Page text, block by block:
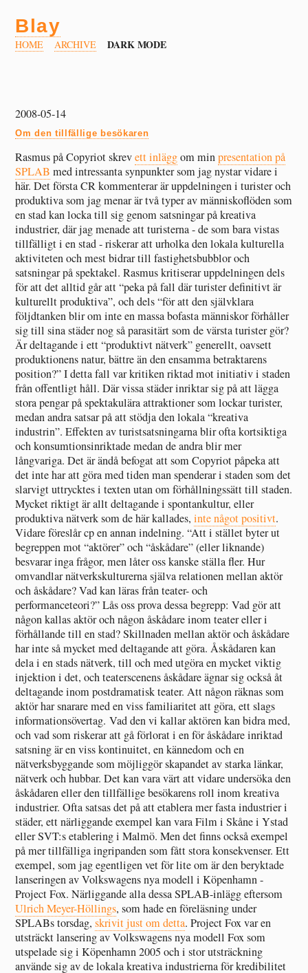
Blay
HOME ARCHIVE DARK MODE
2008-05-14
Om den tillfällige besökaren
Rasmus på Copyriot skrevett inläggom minpresentation på
SPLAB med intressanta synpunkter som jag nystar vidare i
här. Det första CR kommenterar är uppdelningen i turister och
produktiva som jag menar är två typer av människoflöden som
en stad kan locka till sig genom satsningar på kreativa
industrier, där jag menade att turisterna - de som bara vistas
tillfälligt i en stad - riskerar att urholka den lokala kulturella
aktiviteten och mest bidrar till fastighetsbubblor och
satsningar på spektakel. Rasmus kritiserar uppdelningen dels
för att det alltid går att “peka på fall där turister definitivt är
kulturellt produktiva”, och dels “för att den självklara
följdtanken blir om inte en massa bofasta människor förhåller
sig till sina städer nog så parasitärt som de värsta turister gör?
Är deltagande i ett “produktivt nätverk” generellt, oavsett
produktionens natur, bättre än den ensamma betraktarens
position?” I detta fall var kritiken riktad mot initiativ i staden
från offentligt håll. Där vissa städer inriktar sig på att lägga
stora pengar på spektakulära attraktioner som lockar turister,
medan andra satsar på att stödja den lokala “kreativa
industrin”. Effekten av turistsatsningarna blir ofta kortsiktiga
och konsumtionsinriktade medan de andra blir mer
långvariga. Det är ändå befogat att som Copyriot påpeka att
det inte har att göra med tiden man spenderar i staden som det
slarvigt uttrycktes i texten utan om förhållningssätt till staden.
Mycket riktigt är allt deltagande i spontankultur, eller
produktiva nätverk som de här kallades,inte något positivt.
Vidare föreslår cp en annan indelning. “Att i stället byter ut
begreppen mot “aktörer” och “åskådare” (eller liknande)
besvarar inga frågor, men låter oss kanske ställa fler. Hur
omvandlar nätverkskulturerna själva relationen mellan aktör
och åskådare? Vad kan läras från teater- och
performanceteori?” Lås oss prova dessa begrepp: Vad gör att
någon kallas aktör och någon åskådare inom teater eller i
förhållande till en stad? Skillnaden mellan aktör och åskådare
har inte så mycket med deltagande att göra. Åskådaren kan
dela i en stads nätverk, till och med utgöra en mycket viktig
injektion i det, och teaterscenens åskådare ägnar sig också åt
deltagande inom postdramatisk teater. Att någon räknas som
aktör har snarare med en viss familiaritet att göra, ett slags
informationsövertag. Vad den vi kallar aktören kan bidra med,
och vad som riskerar att gå förlorat i en för åskådare inriktad
satsning är en viss kontinuitet, en kännedom och en
nätverksbyggande som möjliggör skapandet av starka länkar,
nätverk och hubbar. Det kan vara värt att vidare undersöka den
åskådaren eller den tillfällige besökarens roll inom kreativa
industrier. Ofta satsas det på att etablera mer fasta industrier i
städer, ett närliggande exempel kan vara Film i Skåne i Ystad
eller SVT:s etablering i Malmö. Men det finns också exempel
på mer tillfälliga ingripanden som fått stora konsekvenser. Ett
exempel, som jag egentligen vet för lite om är den beryktade
lanseringen av Volkswagens nya modell i Köpenhamn -
Project Fox. Närliggande alla dessa SPLAB-inlägg eftersom
Ulrich Meyer-Höllings, som hade en föreläsning under
SPLABs torsdag,skrivit just om detta. Project Fox var en
utsträckt lansering av Volkswagens nya modell Fox som
utspelade sig i Köpenhamn 2005 och i stor utsträckning
använde sig av de lokala kreativa industrierna för kredibilitet